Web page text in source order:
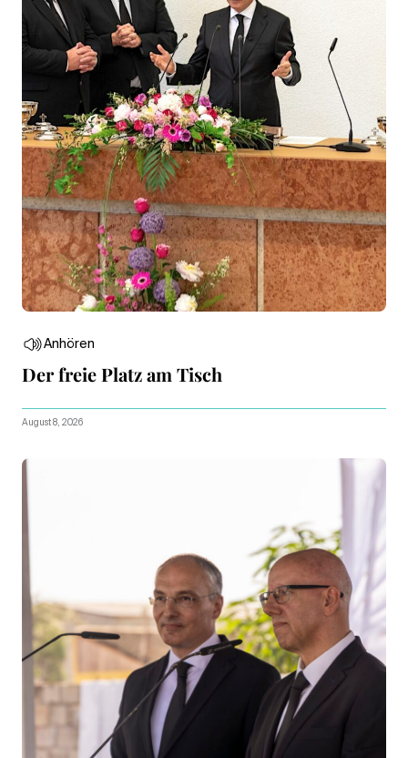
Anhören
Der freie Platz am Tisch
August 8, 2026